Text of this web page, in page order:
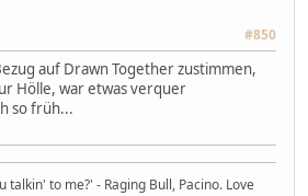
#850
auf Drawn Together zustimmen,
Hölle, war etwas verquer
so früh...
talkin' to me?' - Raging Bull, Pacino. Love